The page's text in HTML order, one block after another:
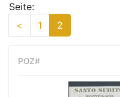
Seite:
<
1 2